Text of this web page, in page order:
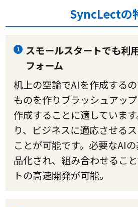
SyncLectの
1
スモールスタートでも利
フォーム
机上の空論でAIを作成する
ものを作りブラッシュアッ
作成することに適していま
り、ビジネスに適応させる
ことが可能です。必要なAI
品化され、組み合わせるこ
トの高速開発が可能。